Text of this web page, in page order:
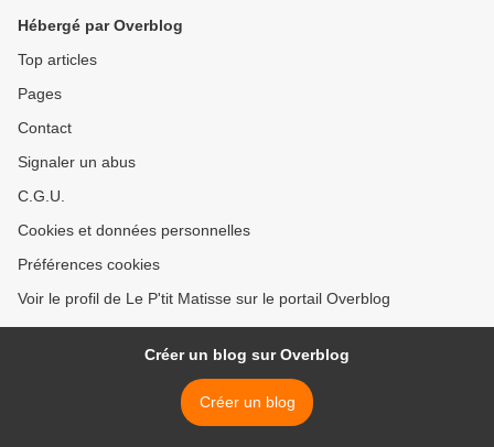
Hébergé par Overblog
Top articles
Pages
Contact
Signaler un abus
C.G.U.
Cookies et données personnelles
Préférences cookies
Voir le profil de Le P'tit Matisse sur le portail Overblog
Créer un blog sur Overblog
Créer un blog